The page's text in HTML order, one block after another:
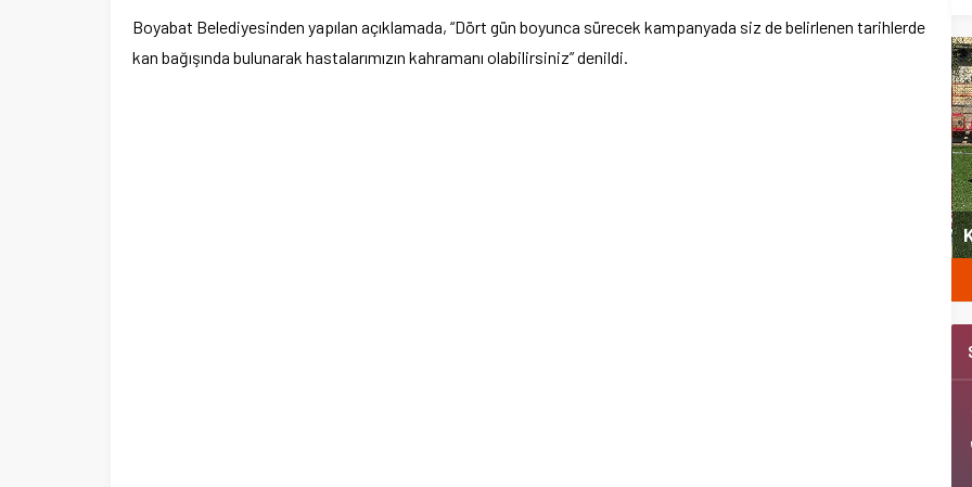
Boyabat Belediyesinden yapılan açıklamada, “Dört gün boyunca sürecek kampanyada siz de belirlenen tarihlerde
kan bağışında bulunarak hastalarımızın kahramanı olabilirsiniz” denildi.